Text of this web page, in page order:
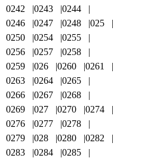
0242
0243
0244
0246
0247 0248
025
0250
0254
0255
0256
0257
0258
0259
026 0260
0261
0263
0264
0265
0266
0267
0268
0269
027 0270
0274
0276
0277
0278
0279
028 0280
0282
0283
0284
0285